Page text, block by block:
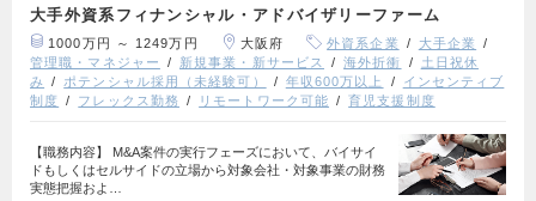
大手外資系フィナンシャル・アドバイザリーファーム
1000万円 ～ 1249万円 大阪府 外資系企業
大手企業
管理職・マネジャー
新規事業・新サービス 海外折衝
土日祝休
み
ポテンシャル採用（未経験可） 年収600万以上
インセンティブ
制度
フレックス勤務 リモートワーク可能 育児支援制度
【職務内容】 M&A案件の実行フェーズにおいて、バイサイ
ドもしくはセルサイドの立場から対象会社・対象事業の財務
実態把握およ…